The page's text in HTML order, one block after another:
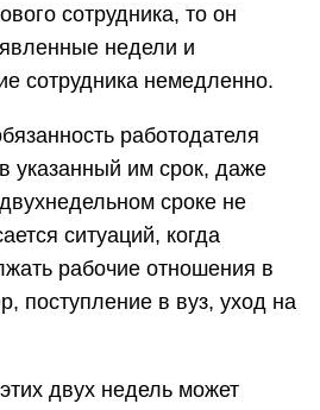
сотрудника, то он
недели и
сотрудника немедленно.
работодателя
указанный им срок, даже
сроке не
ситуаций, когда
рабочие отношения в
поступление в вуз, уход на
двух недель может